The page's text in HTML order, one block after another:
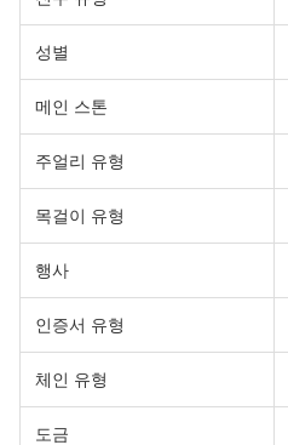
성별
메인 스톤
주얼리 유형
목걸이 유형
행사
인증서 유형
체인 유형
도금